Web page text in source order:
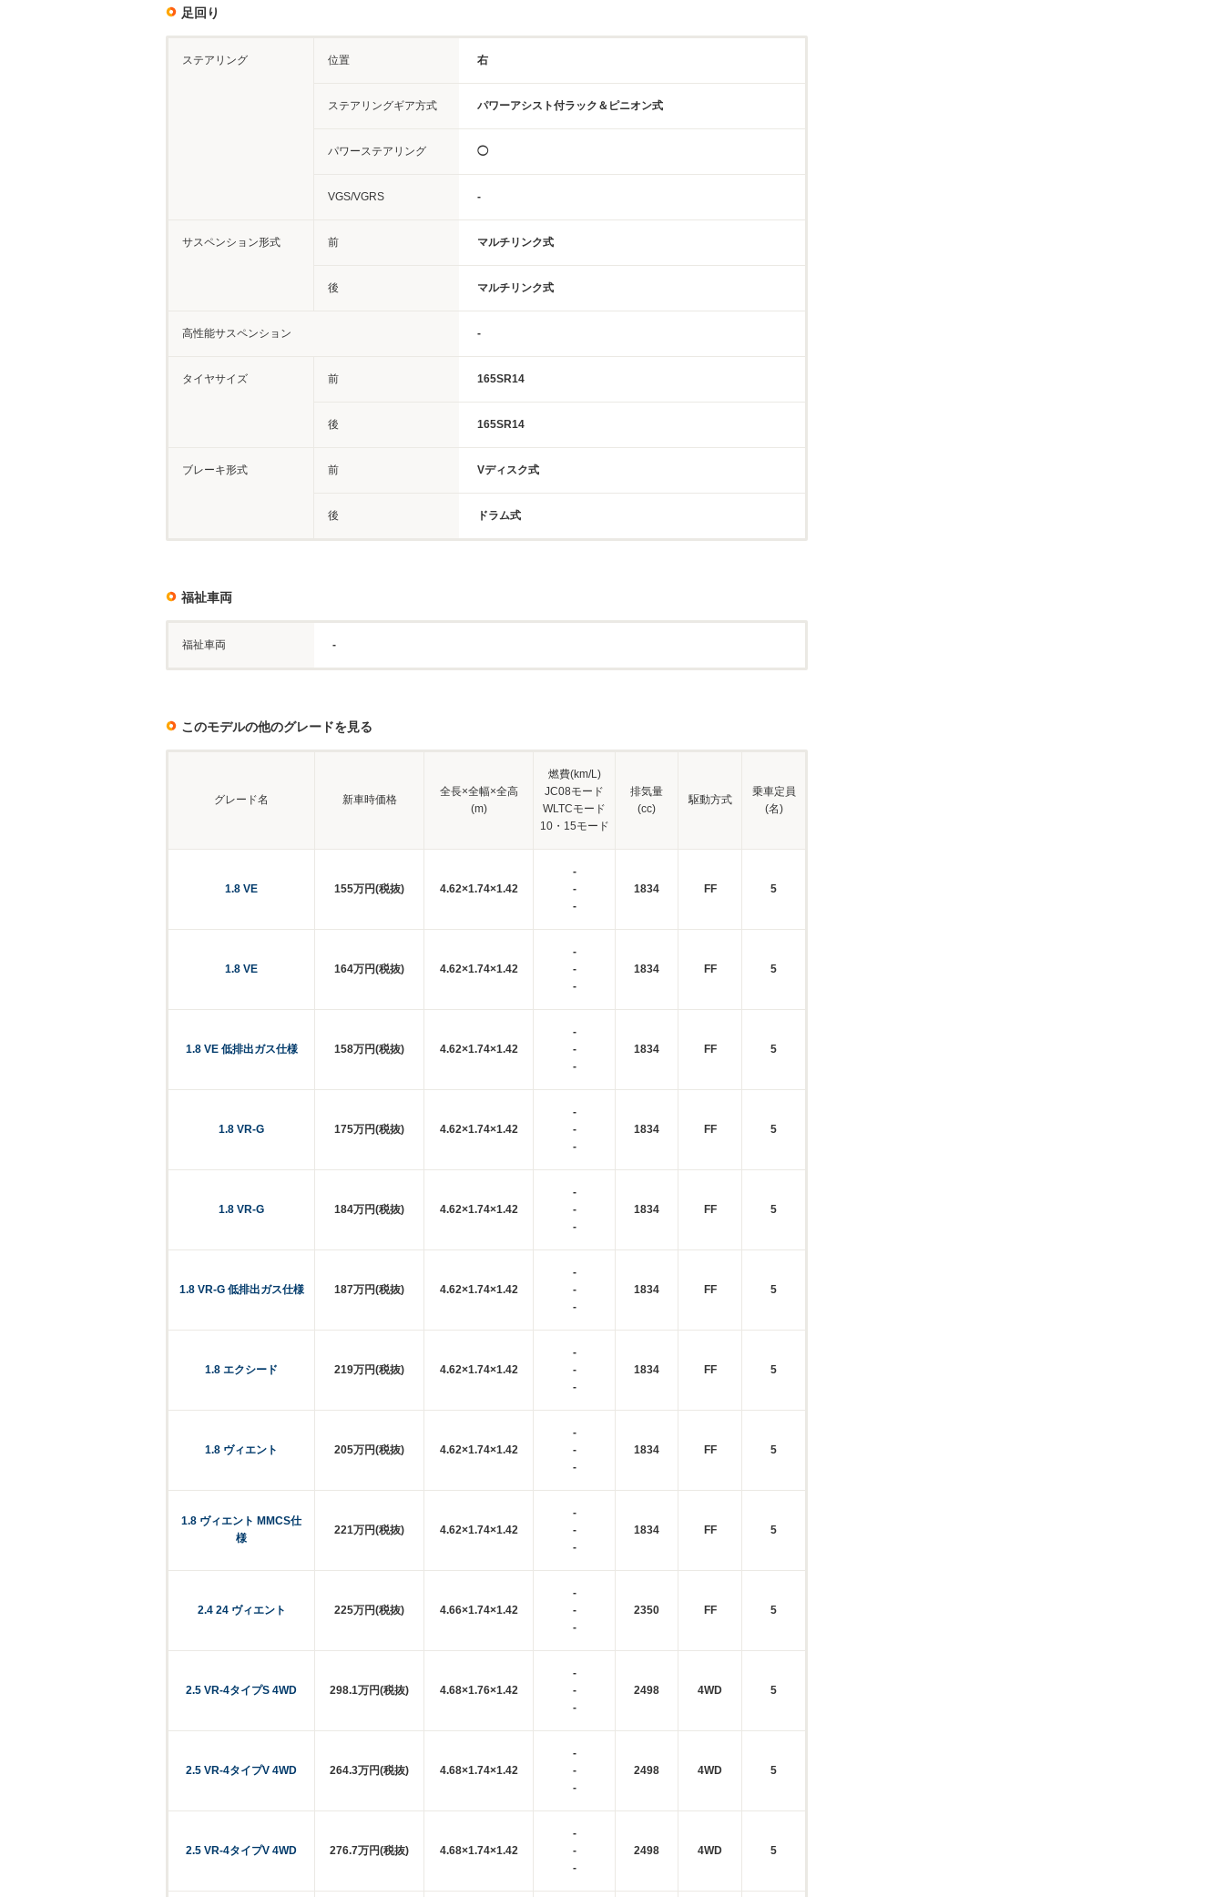
足回り
ステアリング 位置 右
ステアリングギア方式 パワーアシスト付ラック＆ピニオン式
パワーステアリング ◯
VGS/VGRS -
サスペンション形式 前 マルチリンク式
後 マルチリンク式
高性能サスペンション -
タイヤサイズ 前 165SR14
後 165SR14
ブレーキ形式 前 Vディスク式
後 ドラム式
福祉車両
福祉車両 -
このモデルの他のグレードを見る
グレード名 新車時価格
全長×全幅×全高
(m)
燃費(km/L)
JC08モード
WLTCモード
10・15モード
排気量
(cc)
駆動方式
乗車定員
(名)
1.8 VE 155万円(税抜) 4.62×1.74×1.42
-
-
-
1834 FF 5
1.8 VE 164万円(税抜) 4.62×1.74×1.42
-
-
-
1834 FF 5
1.8 VE 低排出ガス仕様 158万円(税抜) 4.62×1.74×1.42
-
-
-
1834 FF 5
1.8 VR-G 175万円(税抜) 4.62×1.74×1.42
-
-
-
1834 FF 5
1.8 VR-G 184万円(税抜) 4.62×1.74×1.42
-
-
-
1834 FF 5
1.8 VR-G 低排出ガス仕様 187万円(税抜) 4.62×1.74×1.42
-
-
-
1834 FF 5
1.8 エクシード 219万円(税抜) 4.62×1.74×1.42
-
-
-
1834 FF 5
1.8 ヴィエント 205万円(税抜) 4.62×1.74×1.42
-
-
-
1834 FF 5
1.8 ヴィエント MMCS仕
様
221万円(税抜) 4.62×1.74×1.42
-
-
-
1834 FF 5
2.4 24 ヴィエント 225万円(税抜) 4.66×1.74×1.42
-
-
-
2350 FF 5
2.5 VR-4タイプS 4WD 298.1万円(税抜) 4.68×1.76×1.42
-
-
-
2498 4WD 5
2.5 VR-4タイプV 4WD 264.3万円(税抜) 4.68×1.74×1.42
-
-
-
2498 4WD 5
2.5 VR-4タイプV 4WD 276.7万円(税抜) 4.68×1.74×1.42
-
-
-
2498 4WD 5